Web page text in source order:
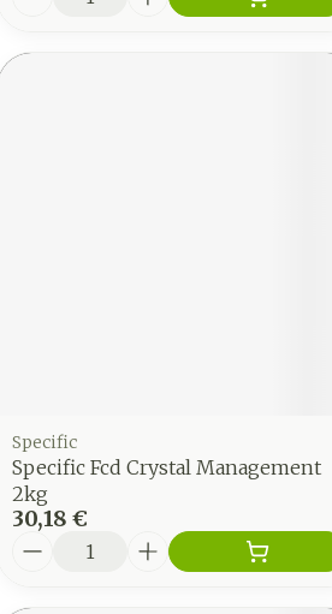
Specific
Specific Fcd Crystal Management
2kg
30,18 €
Quantité